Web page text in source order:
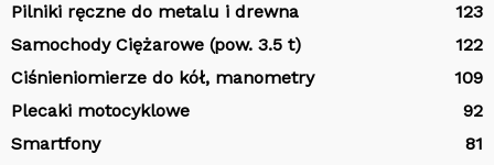
Pilniki ręczne do metalu i drewna
123
Samochody Ciężarowe (pow. 3.5 t)
122
Ciśnieniomierze do kół, manometry
109
Plecaki motocyklowe
92
Smartfony
81